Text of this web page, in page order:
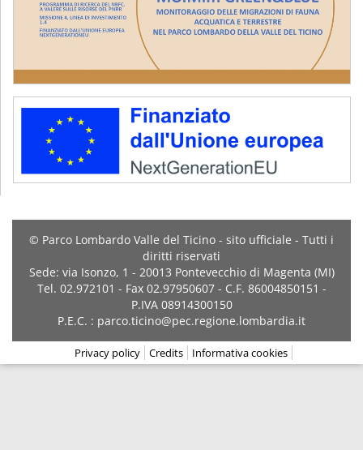
© Parco Lombardo Valle del Ticino - sito ufficiale - Tutti i
diritti riservati
Sede: via Isonzo, 1 - 20013 Pontevecchio di Magenta (MI)
Tel. 02.972101 - Fax 02.97950607 - C.F. 86004850151 -
P.IVA 08914300150
P.E.C. : parco.ticino@pec.regione.lombardia.it
Privacy policy Credits Informativa cookies